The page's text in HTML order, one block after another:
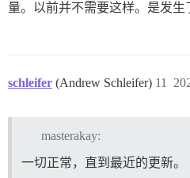
量。以前并不需要这样。是发生
schleifer (Andrew Schleifer) 11
masterakay:
一切正常，直到最近的更新。